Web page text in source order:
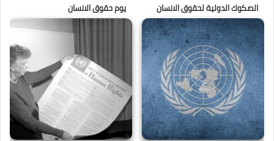
الصكوك الدولية لحقوق الانسان يوم حقوق الانسان